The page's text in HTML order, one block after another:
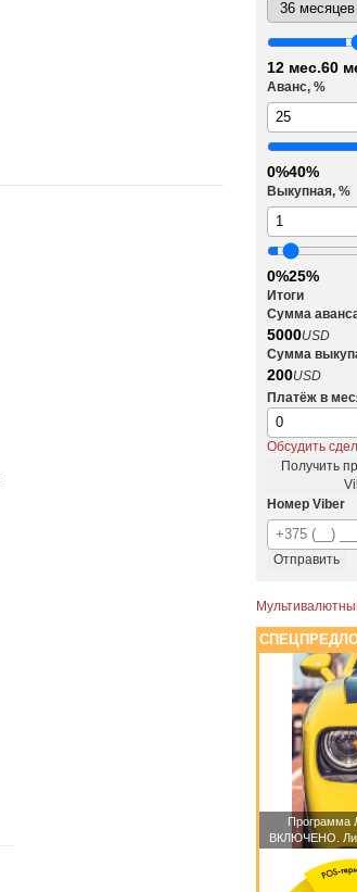
12 мес.60
Аванс, %
0%40%
Выкупная, %
0%25%
Итоги
Сумма
5000USD
Сумма
200USD
Платёж в
Обсудить
Получить
Номер Viber
Отправить
ВКЛЮЧЕНО.